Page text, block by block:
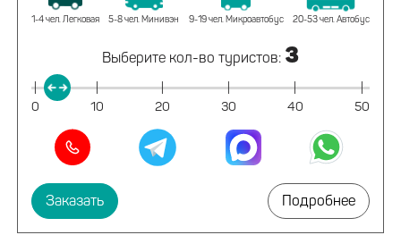
1-4 чел. Легковая 5-8 чел. Минивэн 9-19 чел. Микроавтобус 20-53 чел. Автобус
Выберите кол-во туристов: 3
|
0
|
10
|
20
|
30
|
40
|
50
Заказать Подробнее